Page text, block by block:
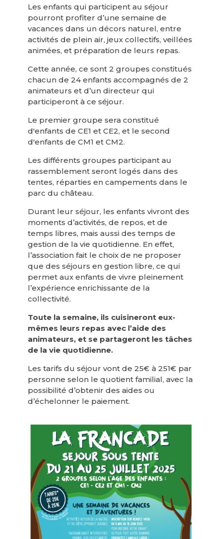
Les enfants qui participent au séjour
pourront profiter d’une semaine de
vacances dans un décors naturel, entre
activités de plein air, jeux collectifs, veillées
animées, et préparation de leurs repas.
Cette année, ce sont 2 groupes constitués
chacun de 24 enfants accompagnés de 2
animateurs et d’un directeur qui
participeront à ce séjour.
Le premier groupe sera constitué
d'enfants de CE1 et CE2, et le second
d'enfants de CM1 et CM2.
Les différents groupes participant au
rassemblement seront logés dans des
tentes, réparties en campements dans le
parc du château.
Durant leur séjour, les enfants vivront des
moments d’activités, de repos, et de
temps libres, mais aussi des temps de
gestion de la vie quotidienne. En effet,
l’association fait le choix de ne proposer
que des séjours en gestion libre, ce qui
permet aux enfants de vivre pleinement
l’expérience enrichissante de la
collectivité.
Toute la semaine, ils cuisineront eux-
mêmes leurs repas avec l’aide des
animateurs, et se partageront les tâches
de la vie quotidienne.
Les tarifs du séjour vont de 25€ à 251€ par
personne selon le quotient familial, avec la
possibilité d’obtenir des aides ou
d’échelonner le paiement.